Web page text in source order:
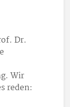
Dr.
Wir
reden: